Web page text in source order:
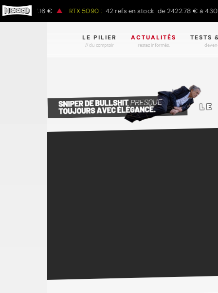
à 1497.16 € RTX 5090 : 42 refs en stock de 2422.78 € à
LE PILIER
// du comptoir
ACTUALITÉS
restez informés.
TESTS